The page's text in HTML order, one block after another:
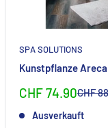
SPA SOLUTIONS
Kunstpflanze Areca
Sonderpreis
CHF 74.90CHF
Ausverkauft